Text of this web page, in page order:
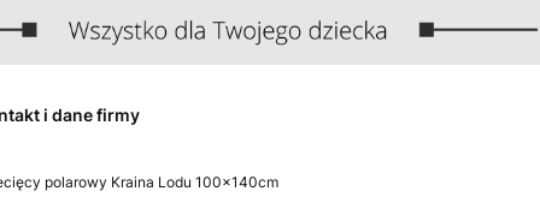
i dane firmy
polarowy Kraina Lodu 100x140cm